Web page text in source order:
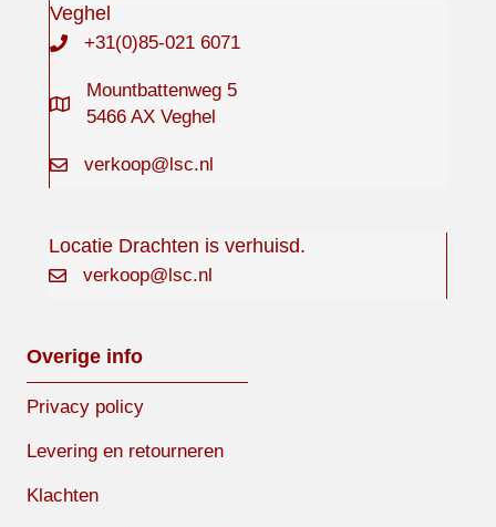
Veghel
+31(0)85-021 6071
Mountbattenweg 5
5466 AX Veghel
verkoop@lsc.nl
Locatie Drachten is verhuisd.
verkoop@lsc.nl
Overige info
Privacy policy
Levering en retourneren
Klachten